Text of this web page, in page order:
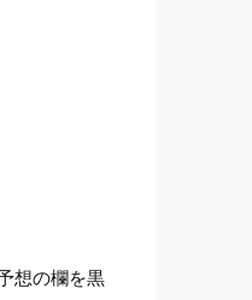
想の欄を黒